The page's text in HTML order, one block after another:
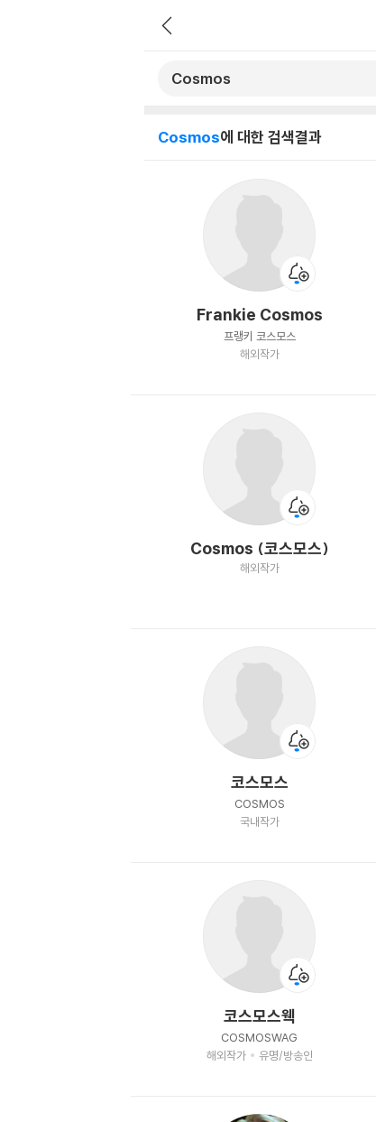
Cosmos에 대한 검색결과
Frankie Cosmos
프랭키 코스모스
해외작가
Cosmos (코스모스)
해외작가
코스모스
COSMOS
국내작가
코스모스웩
COSMOSWAG
해외작가
유명/방송인